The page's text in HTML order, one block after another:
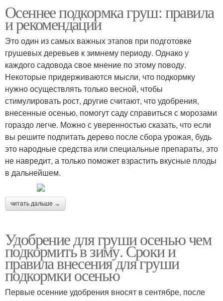
Осеннее подкормка груш: правила
и рекомендации
Это один из самых важных этапов при подготовке
грушевых деревьев к зимнему периоду. Однако у
каждого садовода свое мнение по этому поводу.
Некоторые придерживаются мысли, что подкормку
нужно осуществлять только весной, чтобы
стимулировать рост, другие считают, что удобрения,
внесенные осенью, помогут саду справиться с морозами
гораздо легче. Можно с уверенностью сказать, что если
вы решите подпитать дерево после сбора урожая, будь
это народные средства или специальные препараты, это
не навредит, а только поможет взрастить вкусные плоды
в дальнейшем.
читать дальше →
Удобрение для груши осенью чем
подкормить в зиму. Сроки и
правила внесения для груши
подкормки осенью
Первые осенние удобрения вносят в сентябре, после